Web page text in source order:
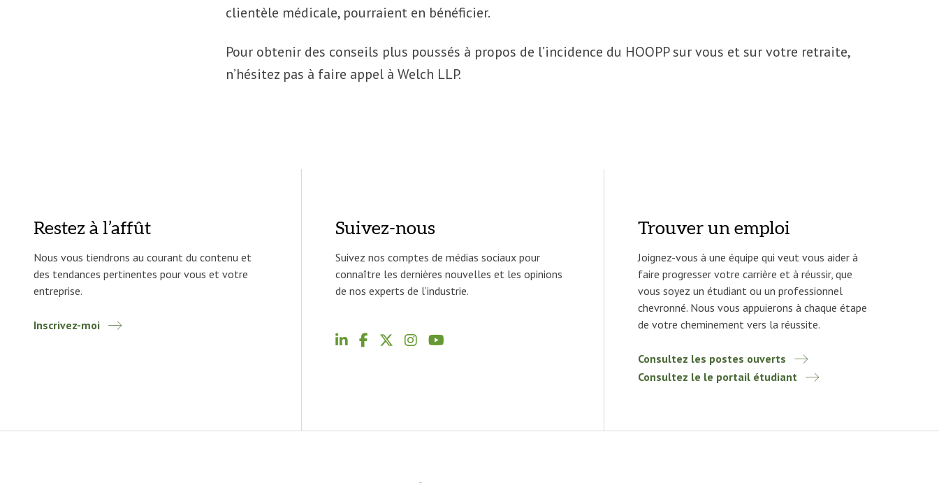
clientèle médicale, pourraient en bénéficier.
Pour obtenir des conseils plus poussés à propos de l’incidence du HOOPP sur vous et sur votre retraite,
n’hésitez pas à faire appel à Welch LLP.
Restez à l’affût
Nous vous tiendrons au courant du contenu et
des tendances pertinentes pour vous et votre
entreprise.
Inscrivez-moi
Suivez-nous
Suivez nos comptes de médias sociaux pour
connaître les dernières nouvelles et les opinions
de nos experts de l’industrie.
Trouver un emploi
Joignez-vous à une équipe qui veut vous aider à
faire progresser votre carrière et à réussir, que
vous soyez un étudiant ou un professionnel
chevronné. Nous vous appuierons à chaque étape
de votre cheminement vers la réussite.
Consultez les postes ouverts
Consultez le le portail étudiant